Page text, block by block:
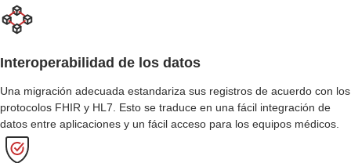
Interoperabilidad de los datos
Una migración adecuada estandariza sus registros de acuerdo con los
protocolos FHIR y HL7. Esto se traduce en una fácil integración de
datos entre aplicaciones y un fácil acceso para los equipos médicos.